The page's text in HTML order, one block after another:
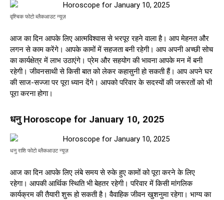
वृश्चिक फोटो ब्लैकआउट न्यूज़
आज का दिन आपके लिए आत्मविश्वास से भरपूर रहने वाला है। आप मेहनत और
लगन से काम करेंगे। आपके कामों में सहजता बनी रहेगी। आप अपनी अच्छी सोच
का कार्यक्षेत्र में लाभ उठाएंगे। प्रेम और सहयोग की भावना आपके मन में बनी
रहेगी। जीवनसाथी से किसी बात को लेकर कहासुनी हो सकती हैं। आप अपने घर
की साज-सज्जा पर पूरा ध्यान देंगे। आपको परिवार के सदस्यों की जरूरतों को भी
पूरा करना होगा।
धनु Horoscope for January 10, 2025
धनु राशि फोटो ब्लैकआउट न्यूज़
आज का दिन आपके लिए लंबे समय से रुके हुए कामों को पूरा करने के लिए
रहेगा। आपकी आर्थिक स्थिति भी बेहतर रहेगी। परिवार में किसी मांगलिक
कार्यक्रम की तैयारी शुरू हो सकती है। वैवाहिक जीवन खुशनुमा रहेगा। भाग्य का